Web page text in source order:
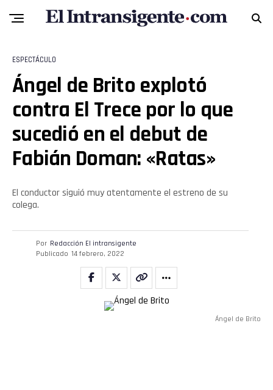
ESPECTÁCULO
Ángel de Brito explotó
contra El Trece por lo que
sucedió en el debut de
Fabián Doman: «Ratas»
El conductor siguió muy atentamente el estreno de su
colega.
Por Redacción El intransigente
Publicado 14 febrero, 2022
Ángel de Brito
Pinterest
Whatsapp
Email